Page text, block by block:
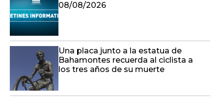
08/08/2026
Una placa junto a la estatua de
Bahamontes recuerda al ciclista a
los tres años de su muerte